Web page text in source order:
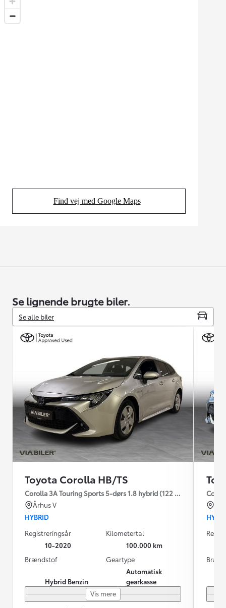
Find vej med Google Maps
(Opens in new tab)
Se lignende brugte biler.
Se alle biler
Toyota Corolla HB/TS
Corolla 3A Touring Sports 5-dørs 1.8 hybrid (122 hk) aut. gear
Århus V
HYBRID
Registreringsår
10-2020
Kilometertal
100.000 km
Brændstof
Hybrid Benzin
Geartype
Automatisk
gearkasse
Vis mere